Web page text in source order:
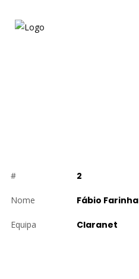
# 2
Nome Fábio Farinha
Equipa Claranet